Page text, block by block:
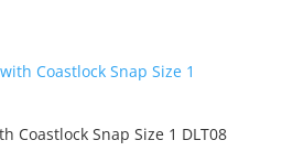
Coastlock Snap Size 1 DLT08